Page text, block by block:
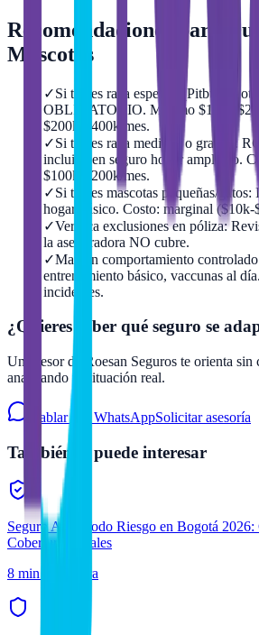
Recomendaciones para
Mascotas
✓Si tienes raza especial (Pitbull,
OBLIGATORIO. Mínimo $10M-
$200k-$400k/mes.
✓Si tienes raza mediana o grande:
incluida en seguro hogar ampliado.
$100k-$200k/mes.
✓Si tienes mascotas pequeñas/
hogar básico. Costo: marginal
✓Verifica exclusiones en póliza:
la aseguradora NO cubre.
✓Mantén comportamiento
entrenamiento básico, vaccunas al
incidentes.
¿Quieres saber qué seguro se
Un asesor de Roesan Seguros te orienta
analizando tu situación real.
Hablar por WhatsAppSolicitar asesoría
También te puede interesar
Seguro Auto Todo Riesgo en Bogotá
Coberturas Vitales
8 min de lectura